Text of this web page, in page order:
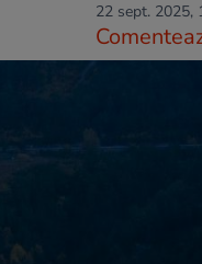
22 sept. 2025,